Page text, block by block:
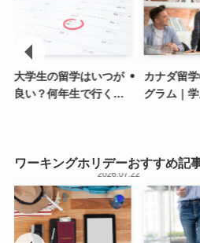
大学生の留学はいつが
良い？何年生で行くか
カナダ留
グラム｜
ワーキングホリデーおすすめ記
2026.07.22